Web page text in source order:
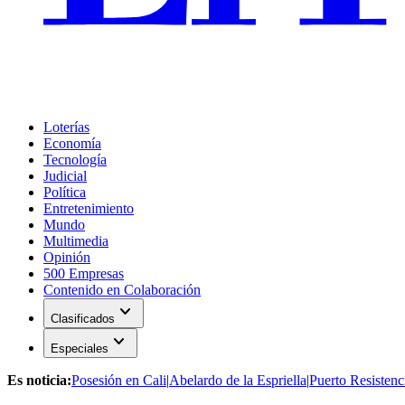
Loterías
Economía
Tecnología
Judicial
Política
Entretenimiento
Mundo
Multimedia
Opinión
500 Empresas
Contenido en Colaboración
Clasificados expand_more
Especiales expand_more
Es noticia:Posesión en Cali|Abelardo de la Espriella|Puerto